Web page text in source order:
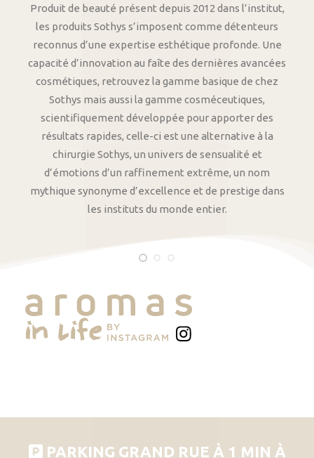
Produit de beauté présent depuis 2012 dans l’institut,
les produits Sothys s’imposent comme détenteurs
reconnus d’une expertise esthétique profonde. Une
capacité d’innovation au faîte des dernières avancées
cosmétiques, retrouvez la gamme basique de chez
Sothys mais aussi la gamme cosméceutiques,
scientifiquement développée pour apporter des
résultats rapides, celle-ci est une alternative à la
chirurgie Sothys, un univers de sensualité et
d’émotions d’un raffinement extrême, un nom
mythique synonyme d’excellence et de prestige dans
les instituts du monde entier.
PARKING GRAND RUE À 1 MIN À